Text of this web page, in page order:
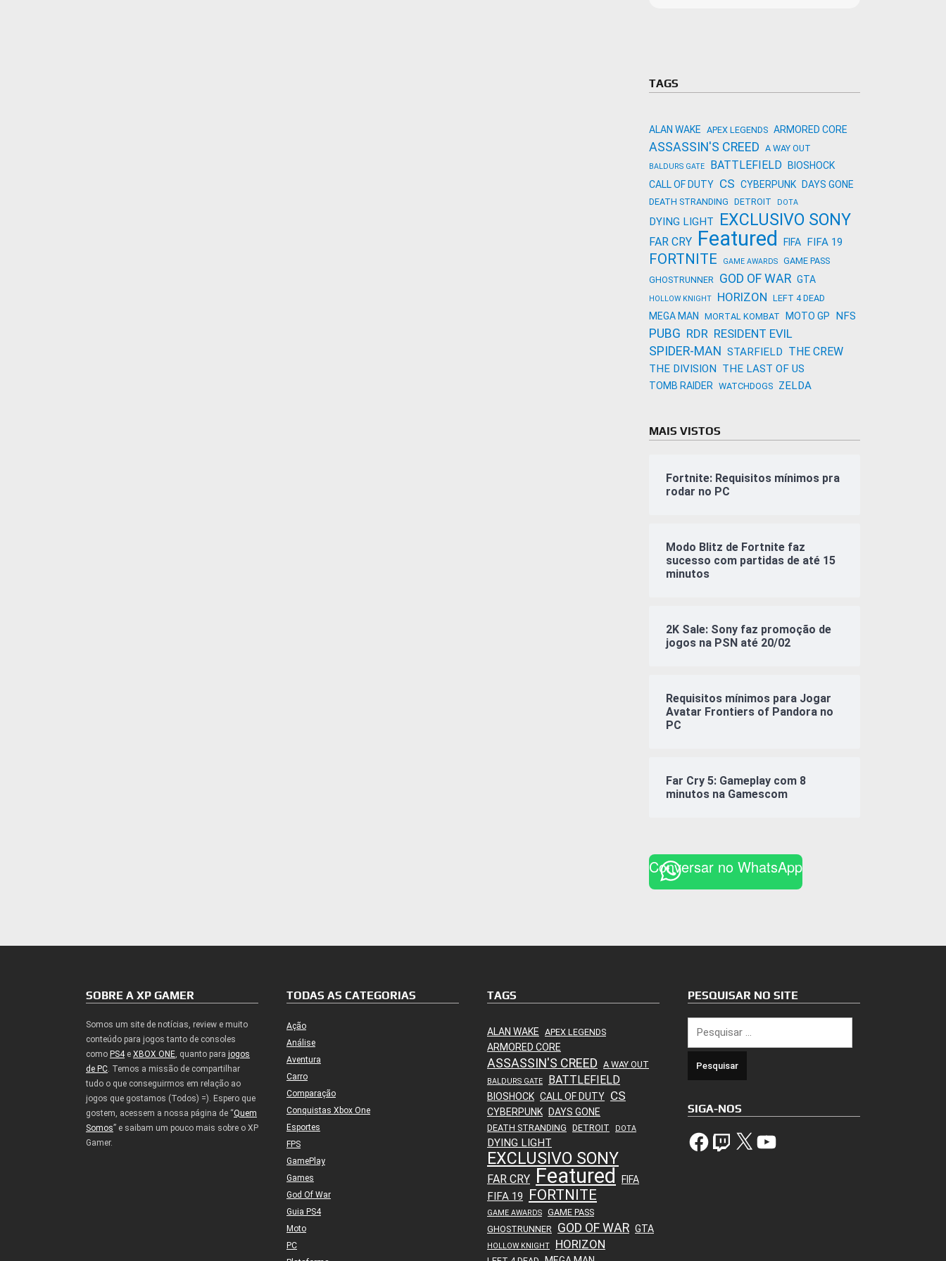
TAGS
ALAN WAKE APEX LEGENDS ARMORED CORE
ASSASSIN'S CREED A WAY OUT
BALDURS GATE BATTLEFIELD
BIOSHOCK
CALL OF DUTY CS CYBERPUNK DAYS GONE
DEATH STRANDING DETROIT DOTA
DYING LIGHT EXCLUSIVO SONY
FAR CRY Featured FIFA FIFA 19
FORTNITE GAME AWARDS
GAME PASS
GHOSTRUNNER GOD OF WAR GTA
HOLLOW KNIGHT HORIZON LEFT 4 DEAD
MEGA MAN MORTAL KOMBAT MOTO GP NFS
PUBG RDR RESIDENT EVIL
SPIDER-MAN STARFIELD THE CREW
THE DIVISION THE LAST OF US
TOMB RAIDER WATCHDOGS ZELDA
MAIS VISTOS
Fortnite: Requisitos mínimos pra
rodar no PC
Modo Blitz de Fortnite faz
sucesso com partidas de até 15
minutos
2K Sale: Sony faz promoção de
jogos na PSN até 20/02
Requisitos mínimos para Jogar
Avatar Frontiers of Pandora no
PC
Far Cry 5: Gameplay com 8
minutos na Gamescom
Conversar no WhatsApp
SOBRE A XP GAMER
Somos um site de notícias, review e muito
conteúdo para jogos tanto de consoles
como PS4e XBOX ONE, quanto para jogos
de PC. Temos a missão de compartilhar
tudo o que conseguirmos em relação ao
jogos que gostamos (Todos) =). Espero que
gostem, acessem a nossa página de “Quem
Somos” e saibam um pouco mais sobre o XP
Gamer.
TODAS AS CATEGORIAS
Ação
Análise
Aventura
Carro
Comparação
Conquistas Xbox One
Esportes
FPS
GamePlay
Games
God Of War
Guia PS4
Moto
PC
TAGS
ALAN WAKE APEX LEGENDS
ARMORED CORE
ASSASSIN'S CREED A WAY OUT
BALDURS GATE BATTLEFIELD
BIOSHOCK CALL OF DUTY CS
CYBERPUNK DAYS GONE
DEATH STRANDING DETROIT DOTA
DYING LIGHT
EXCLUSIVO SONY
FAR CRY Featured FIFA
FIFA 19 FORTNITE
GAME AWARDS
GAME PASS
GHOSTRUNNER GOD OF WAR GTA
HOLLOW KNIGHT HORIZON
PESQUISAR NO SITE
por:
SIGA-NOS
FacebookTwitch X YouTube